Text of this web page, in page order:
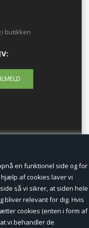
cookies.
en funktionel side og for
af cookies laver vi
så vi sikrer, at siden hele
bliver relevant for dig. Hvis
cookies (enten i form af
vi behandler de
i butikken